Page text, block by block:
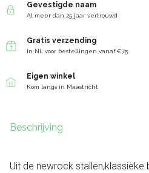
Gevestigde naam
Al meer dan 25 jaar vertrouwd
Gratis verzending
In NL voor bestellingen vanaf €75
Eigen winkel
Kom langs in Maastricht
Beschrijving
Uit de newrock